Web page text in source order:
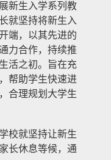
新生入学系列教
就坚持将新生入
端，以其先进的
力合作，持续推
活之初。旨在充
帮助学生快速进
合理规划大学生
校就坚持让新生
长休息等候，通